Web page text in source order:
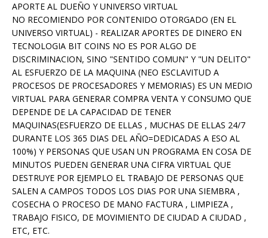
APORTE AL DUEÑO Y UNIVERSO VIRTUAL
NO RECOMIENDO POR CONTENIDO OTORGADO (EN EL
UNIVERSO VIRTUAL) - REALIZAR APORTES DE DINERO EN
TECNOLOGIA BIT COINS NO ES POR ALGO DE
DISCRIMINACION, SINO "SENTIDO COMUN" Y "UN DELITO"
AL ESFUERZO DE LA MAQUINA (NEO ESCLAVITUD A
PROCESOS DE PROCESADORES Y MEMORIAS) ES UN MEDIO
VIRTUAL PARA GENERAR COMPRA VENTA Y CONSUMO QUE
DEPENDE DE LA CAPACIDAD DE TENER
MAQUINAS(ESFUERZO DE ELLAS , MUCHAS DE ELLAS 24/7
DURANTE LOS 365 DIAS DEL AÑO=DEDICADAS A ESO AL
100%) Y PERSONAS QUE USAN UN PROGRAMA EN COSA DE
MINUTOS PUEDEN GENERAR UNA CIFRA VIRTUAL QUE
DESTRUYE POR EJEMPLO EL TRABAJO DE PERSONAS QUE
SALEN A CAMPOS TODOS LOS DIAS POR UNA SIEMBRA ,
COSECHA O PROCESO DE MANO FACTURA , LIMPIEZA ,
TRABAJO FISICO, DE MOVIMIENTO DE CIUDAD A CIUDAD ,
ETC, ETC.